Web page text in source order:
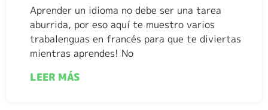
Aprender un idioma no debe ser una tarea
aburrida, por eso aquí te muestro varios
trabalenguas en francés para que te diviertas
mientras aprendes! No
LEER MÁS